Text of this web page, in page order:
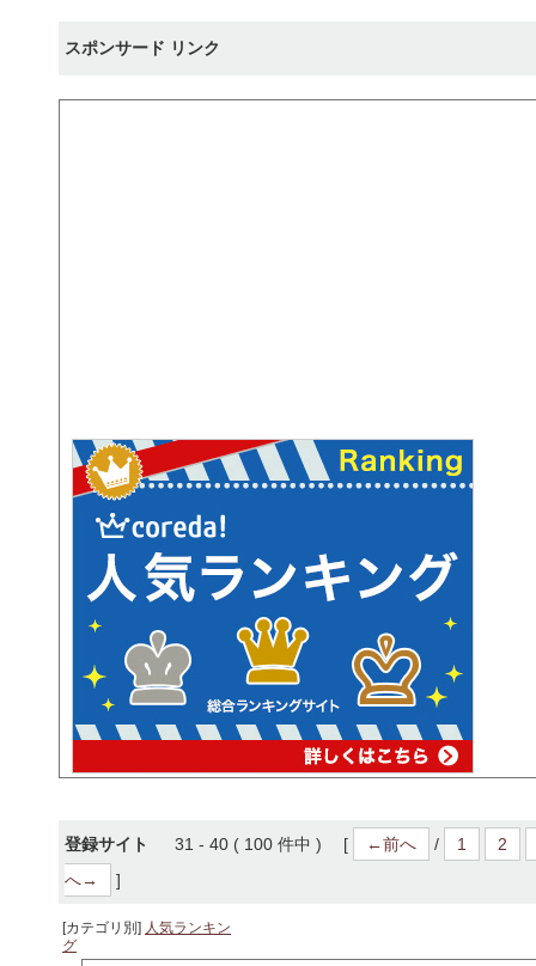
スポンサード リンク
登録サイト 31 - 40 ( 100 件中 ) [ ←前へ / 1
2
へ→
]
[カテゴリ別] 人気ランキン
グ